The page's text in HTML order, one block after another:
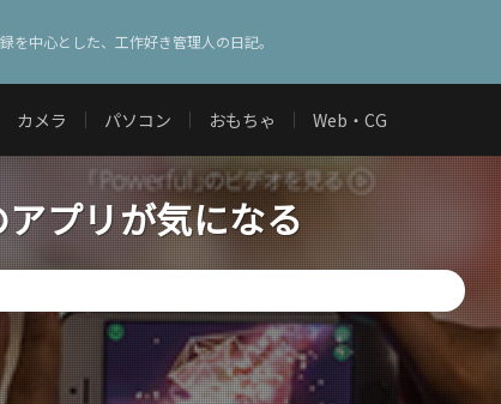
を中心とした、工作好き管理人の日記。
カメラ パソコン おもちゃ Web・CG
プリが気になる